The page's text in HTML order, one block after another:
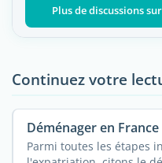
Plus de discussions
Continuez votre
Déménager en France
Parmi toutes les étapes